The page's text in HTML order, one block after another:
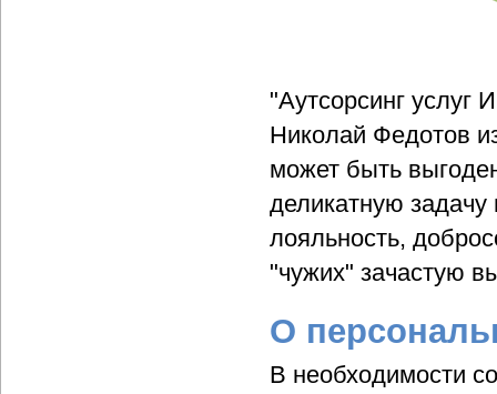
"Аутсорсинг услуг
Николай Федотов
может быть
деликатную
лояльность,
"чужих" зачастую
О
В необходимости